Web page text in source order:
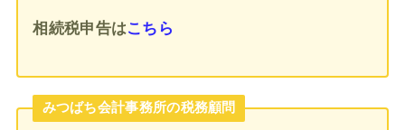
相続税申告はこちら
みつばち会計事務所の税務顧問